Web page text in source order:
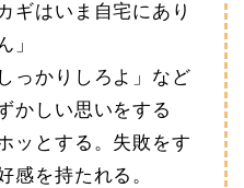
ギはいま自宅にあり
」
っかりしろよ」など
かしい思いをする
ッとする。失敗をす
感を持たれる。